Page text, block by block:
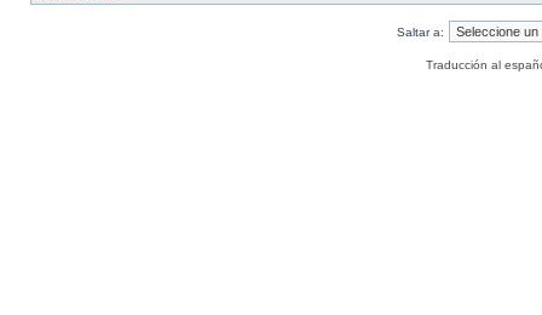
Saltar a:
Traducción al